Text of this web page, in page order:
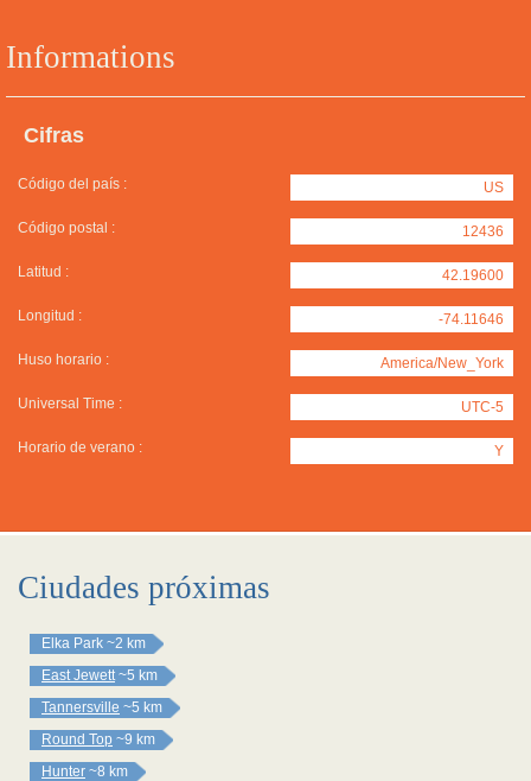
Informations
Cifras
Código del país : US
Código postal : 12436
Latitud : 42.19600
Longitud : -74.11646
Huso horario : America/New_York
Universal Time : UTC-5
Horario de verano : Y
Ciudades próximas
Elka Park ~2 km
East Jewett ~5 km
Tannersville ~5 km
Round Top ~9 km
Hunter ~8 km